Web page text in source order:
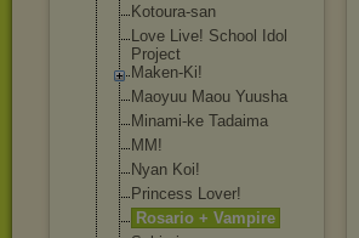
Kotoura-san
Love Live! School Idol
Project
Maken-Ki!
Maoyuu Maou Yuusha
Minami-ke Tadaima
MM!
Nyan Koi!
Princess Lover!
Rosario + Vampire